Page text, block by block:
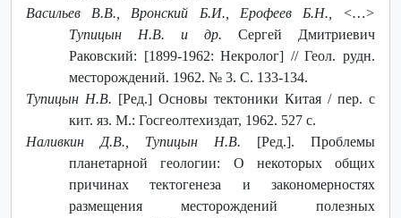
Васильев В.В., Вронский Б.И., Ерофеев Б.Н., <…>
Тупицын Н.В. и др. Сергей Дмитриевич
Раковский: [1899-1962: Некролог] // Геол. рудн.
месторождений. 1962. № 3. С. 133-134.
Тупицын Н.В. [Ред.] Основы тектоники Китая / пер. с
кит. яз. М.: Госгеолтехиздат, 1962. 527 с.
Наливкин Д.В., Тупицын Н.В. [Ред.]. Проблемы
планетарной геологии: О некоторых общих
причинах тектогенеза и закономерностях
размещения месторождений полезных